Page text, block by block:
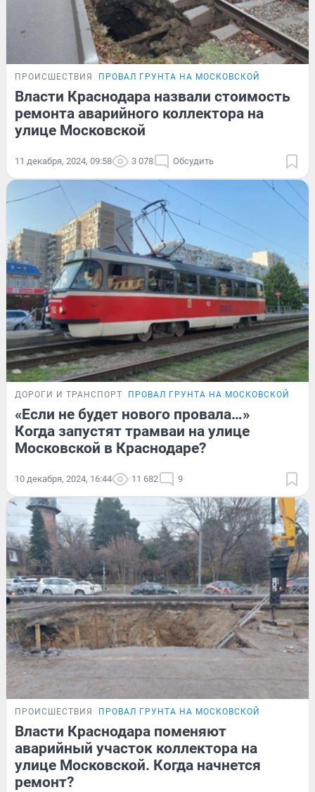
ПРОИСШЕСТВИЯ ПРОВАЛ ГРУНТА НА МОСКОВСКОЙ
Власти Краснодара назвали стоимость
ремонта аварийного коллектора на
улице Московской
11 декабря, 2024, 09:58 3 078 Обсудить
ДОРОГИ И ТРАНСПОРТ ПРОВАЛ ГРУНТА НА МОСКОВСКОЙ
«Если не будет нового провала…»
Когда запустят трамваи на улице
Московской в Краснодаре?
10 декабря, 2024, 16:44 11 682 9
ПРОИСШЕСТВИЯ ПРОВАЛ ГРУНТА НА МОСКОВСКОЙ
Власти Краснодара поменяют
аварийный участок коллектора на
улице Московской. Когда начнется
ремонт?